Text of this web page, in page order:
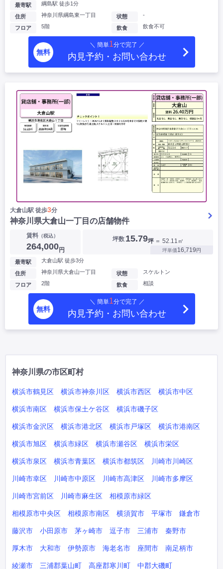
最寄駅 綱島駅 徒歩1分
住所 神奈川県綱島東一丁目
フロア 5階
状態 -
飲食 飲食不可
無料
＼ 簡単1分で完了 ／
内見予約・お問い合わせ
大倉山駅 徒歩3分
神奈川県大倉山一丁目の店舗物件
賃料（税込）
264,000円
坪数 15.79坪 ＝ 52.11㎡
坪単価16,719円
最寄駅 大倉山駅 徒歩3分
住所 神奈川県大倉山一丁目
フロア 2階
状態 スケルトン
飲食 相談
無料
＼ 簡単1分で完了 ／
内見予約・お問い合わせ
神奈川県の市区町村
横浜市鶴見区 横浜市神奈川区 横浜市西区 横浜市中区
横浜市南区 横浜市保土ケ谷区 横浜市磯子区
横浜市金沢区 横浜市港北区 横浜市戸塚区 横浜市港南区
横浜市旭区 横浜市緑区 横浜市瀬谷区 横浜市栄区
横浜市泉区 横浜市青葉区 横浜市都筑区 川崎市川崎区
川崎市幸区 川崎市中原区 川崎市高津区 川崎市多摩区
川崎市宮前区 川崎市麻生区 相模原市緑区
相模原市中央区 相模原市南区 横須賀市 平塚市 鎌倉市
藤沢市 小田原市 茅ヶ崎市 逗子市 三浦市 秦野市
厚木市 大和市 伊勢原市 海老名市 座間市 南足柄市
綾瀬市 三浦郡葉山町 高座郡寒川町 中郡大磯町